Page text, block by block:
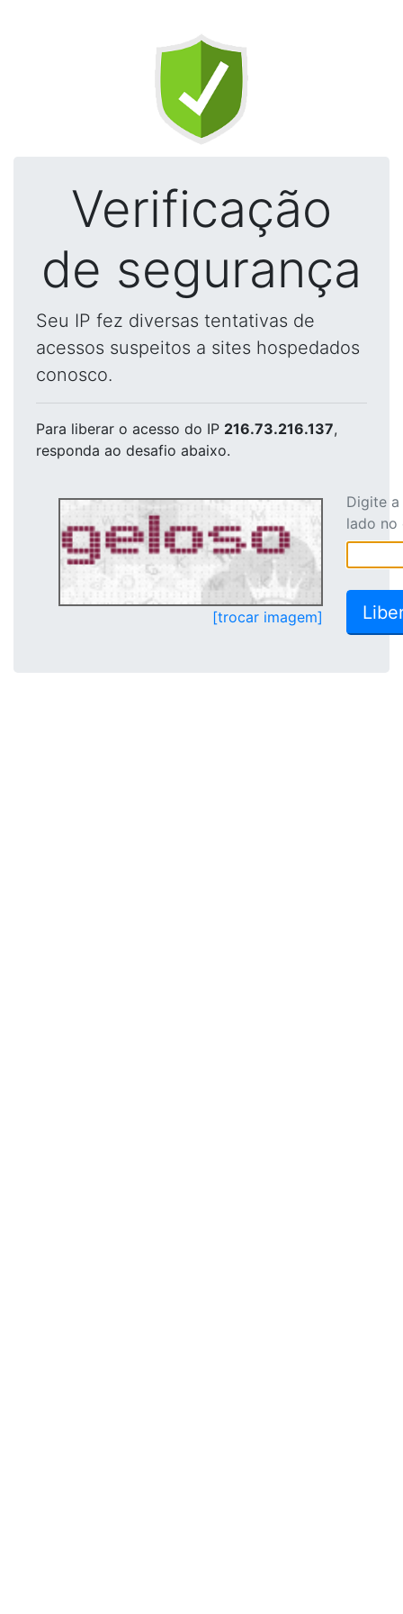
Verificação
de segurança
Seu IP fez diversas tentativas de
acessos suspeitos a sites hospedados
conosco.
Para liberar o acesso do IP 216.73.216.137,
responda ao desafio abaixo.
[trocar imagem]
Digite
lado no